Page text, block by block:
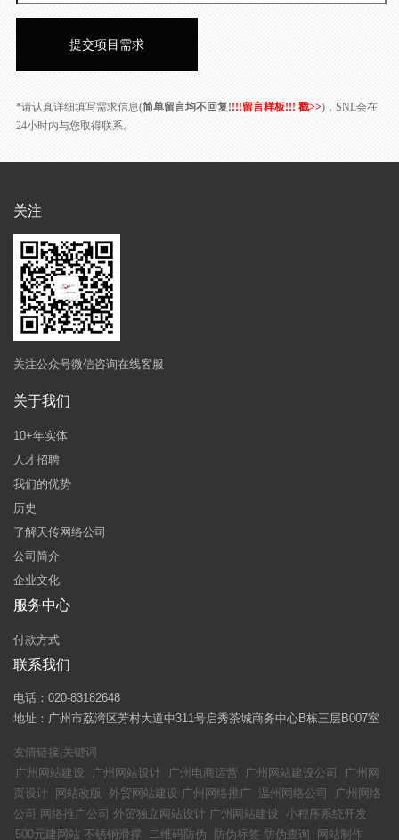
*请认真详细填写需求信息(简单留言均不回复!!!!留言样板!!! 戳>>)，SNL会在
24小时内与您取得联系。
关注
关注公众号微信咨询在线客服
关于我们
10+年实体
人才招聘
我们的优势
历史
了解天传网络公司
公司简介
企业文化
服务中心
付款方式
联系我们
电话：020-83182648
地址：广州市荔湾区芳村大道中311号启秀茶城商务中心B栋三层B007室
友情链接|关键词
广州网站建设
广州网站设计 广州电商运营 广州网站建设公司
广州网
页设计
网站改版 外贸网站建设 广州网络推广 温州网络公司
广州网络
公司 网络推广公司 外贸独立网站设计 广州网站建设 小程序系统开发
500元建网站 不锈钢滑撑 二维码防伪 防伪标签 防伪查询 网站制作